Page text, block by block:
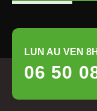
LUN AU VEN
06 50